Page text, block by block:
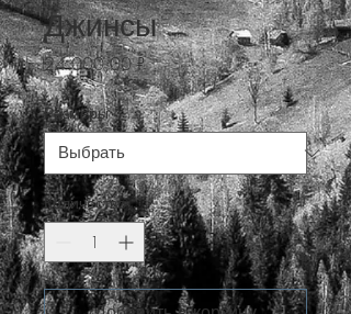
Джинсы
24 000,00 ₽Цена
Размеры *
Количество *